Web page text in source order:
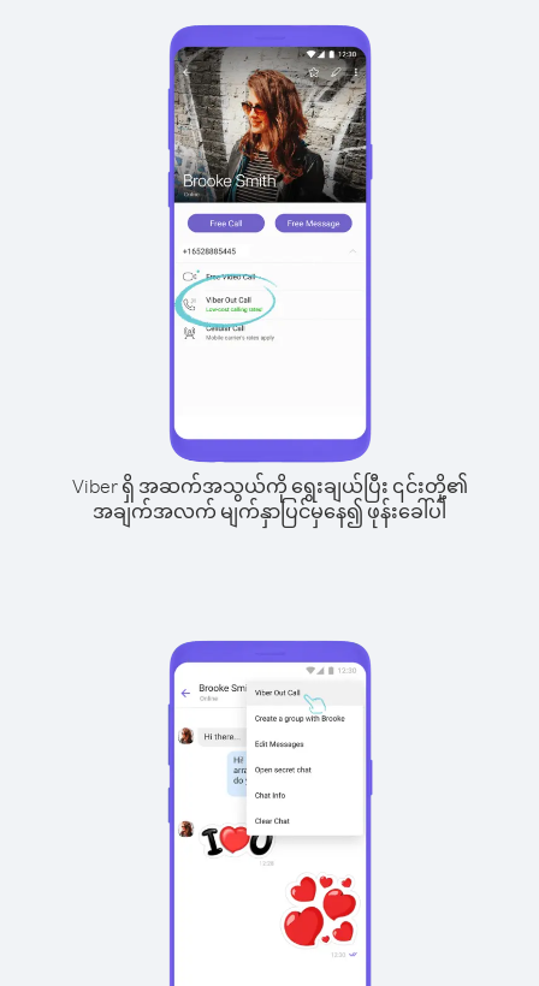
Viber ရှိ အဆက်အသွယ်ကို ရွေးချယ်ပြီး ၎င်းတို့၏
အချက်အလက် မျက်နှာပြင်မှနေ၍ ဖုန်းခေါ်ပါ